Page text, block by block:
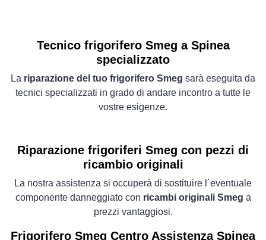
Tecnico frigorifero Smeg a Spinea
specializzato
La riparazione del tuo frigorifero Smeg sarà eseguita da
tecnici specializzati in grado di andare incontro a tutte le
vostre esigenze.
Riparazione frigoriferi Smeg con pezzi di
ricambio originali
La nostra assistenza si occuperà di sostituire l´eventuale
componente danneggiato con ricambi originali Smeg a
prezzi vantaggiosi.
Frigorifero Smeg Centro Assistenza Spinea